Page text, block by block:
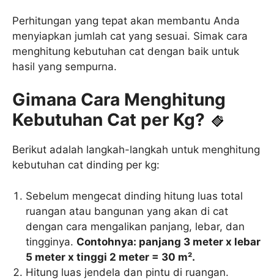
Perhitungan yang tepat akan membantu Anda
menyiapkan jumlah cat yang sesuai. Simak cara
menghitung kebutuhan cat dengan baik untuk
hasil yang sempurna.
Gimana Cara Menghitung
Kebutuhan Cat per Kg?
Berikut adalah langkah-langkah untuk menghitung
kebutuhan cat dinding per kg:
Sebelum mengecat dinding hitung luas total
ruangan atau bangunan yang akan di cat
dengan cara mengalikan panjang, lebar, dan
tingginya. Contohnya: panjang 3 meter x lebar
5 meter x tinggi 2 meter = 30 m².
Hitung luas jendela dan pintu di ruangan.